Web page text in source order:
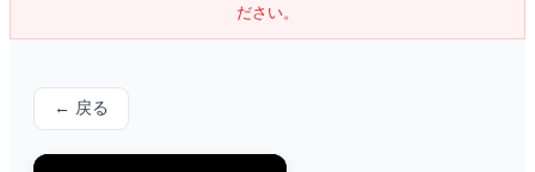
ださい。
← 戻る